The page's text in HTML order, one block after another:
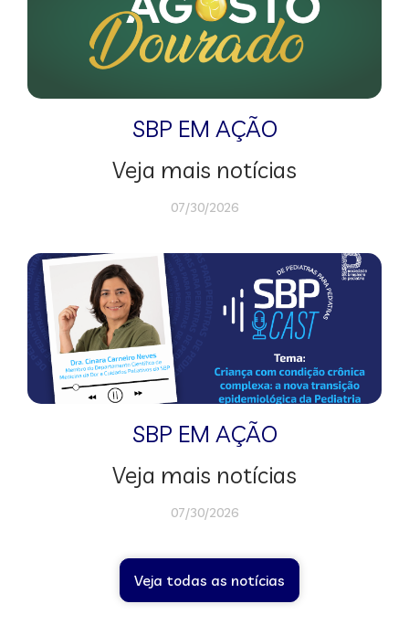
SBP EM AÇÃO
Veja mais notícias
07/30/2026
SBP EM AÇÃO
Veja mais notícias
07/30/2026
Veja todas as notícias